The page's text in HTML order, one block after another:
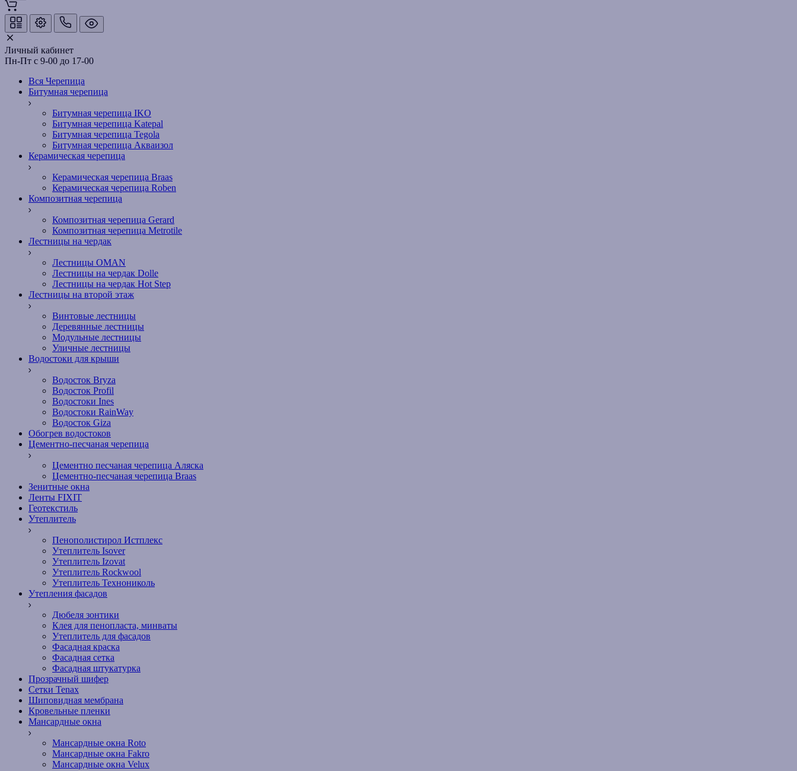
Личный кабинет
Пн-Пт с 9-00 до 17-00
Вся Черепица
Битумная черепица
Битумная черепица IKO
Битумная черепица Katepal
Битумная черепица Tegola
Битумная черепица Акваизол
Керамическая черепица
Керамическая черепица Braas
Керамическая черепица Roben
Композитная черепица
Композитная черепица Gerard
Композитная черепица Metrotile
Лестницы на чердак
Лестницы OMAN
Лестницы на чердак Dolle
Лестницы на чердак Hot Step
Лестницы на второй этаж
Винтовые лестницы
Деревянные лестницы
Модульные лестницы
Уличные лестницы
Водостоки для крыши
Водосток Bryza
Водосток Profil
Водостоки Ines
Водостоки RainWay
Водосток Giza
Обогрев водостоков
Цементно-песчаная черепица
Цементно песчаная черепица Аляска
Цементно-песчаная черепица Braas
Зенитные окна
Ленты FIXIT
Геотекстиль
Утеплитель
Пенополистирол Истплекс
Утеплитель Isover
Утеплитель Izovat
Утеплитель Rockwool
Утеплитель Технониколь
Утепления фасадов
Дюбеля зонтики
Клея для пенопласта, минваты
Утеплитель для фасадов
Фасадная краска
Фасадная сетка
Фасадная штукатурка
Прозрачный шифер
Сетки Tenax
Шиповидная мембрана
Кровельные пленки
Мансардные окна
Мансардные окна Roto
Мансардные окна Fakro
Мансардные окна Velux